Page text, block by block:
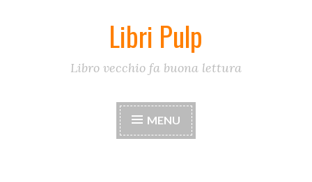
Libri Pulp
Libro vecchio fa buona lettura
MENU